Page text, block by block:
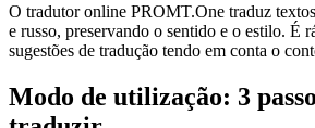
O tradutor online PROMT.One traduz
e russo, preservando o sentido e o estilo. É
sugestões de tradução tendo em conta o
Modo de utilização: 3